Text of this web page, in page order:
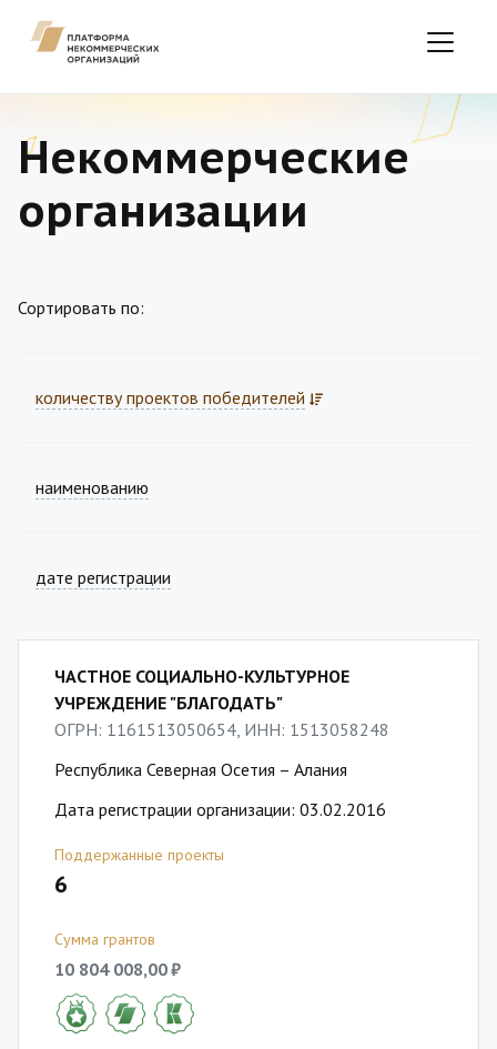
Некоммерческие
организации
Сортировать по:
количеству проектов победителей
наименованию
дате регистрации
ЧАСТНОЕ СОЦИАЛЬНО-КУЛЬТУРНОЕ
УЧРЕЖДЕНИЕ "БЛАГОДАТЬ"
ОГРН: 1161513050654, ИНН: 1513058248
Республика Северная Осетия – Алания
Дата регистрации организации: 03.02.2016
Поддержанные проекты
6
Сумма грантов
10 804 008,00 ₽